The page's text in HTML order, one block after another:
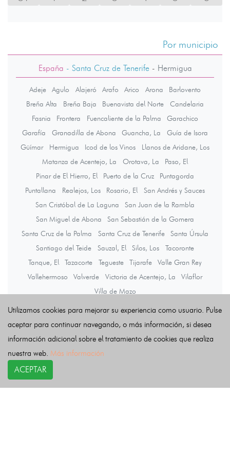
Por municipio
España - Santa Cruz de Tenerife- Hermigua
Adeje Agulo Alajeró Arafo Arico Arona
Barlovento
Breña Alta
Breña Baja Buenavista del Norte
Candelaria
Fasnia
Frontera Fuencaliente de la Palma
Garachico
Garafía
Granadilla de Abona Guancha, La
Guía de Isora
Güímar
Hermigua Icod de los Vinos
Llanos de Aridane, Los
Matanza de Acentejo, La
Orotava, La
Paso, El
Pinar de El Hierro, El
Puerto de la Cruz
Puntagorda
Puntallana
Realejos, Los Rosario, El
San Andrés y Sauces
San Cristóbal de La Laguna
San Juan de la Rambla
San Miguel de Abona
San Sebastián de la Gomera
Santa Cruz de la Palma
Santa Cruz de Tenerife
Santa Úrsula
Santiago del Teide
Sauzal, El Silos, Los
Tacoronte
Tanque, El
Tazacorte Tegueste Tijarafe
Valle Gran Rey
Vallehermoso
Valverde Victoria de Acentejo, La
Vilaflor
Villa de Mazo
Últimas noticias
Utilizamos cookies para mejorar su experiencia como usuario. Pulse
aceptar para continuar navegando, o más información, si desea
información adicional sobre el tratamiento de cookies que realiza
nuestra web. Más información
ACEPTAR